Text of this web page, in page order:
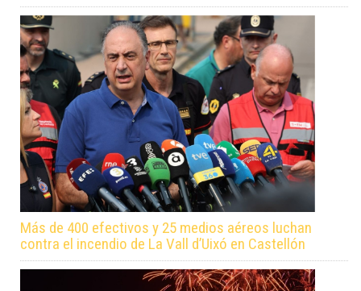
Más de 400 efectivos y 25 medios aéreos luchan
contra el incendio de La Vall d’Uixó en Castellón